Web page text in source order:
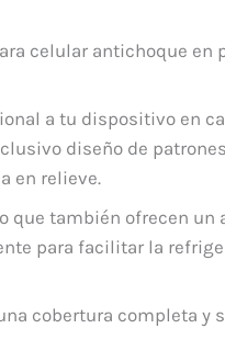
celular antichoque en
a tu dispositivo en
diseño de
en relieve.
también ofrecen
para facilitar la
cobertura completa y